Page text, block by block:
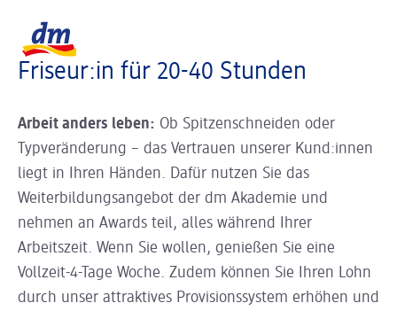
Friseur:in für 20-40 Stunden
Arbeit anders leben: Ob Spitzenschneiden oder
Typveränderung – das Vertrauen unserer Kund:innen
liegt in Ihren Händen. Dafür nutzen Sie das
Weiterbildungsangebot der dm Akademie und
nehmen an Awards teil, alles während Ihrer
Arbeitszeit. Wenn Sie wollen, genießen Sie eine
Vollzeit-4-Tage Woche. Zudem können Sie Ihren Lohn
durch unser attraktives Provisionssystem erhöhen und